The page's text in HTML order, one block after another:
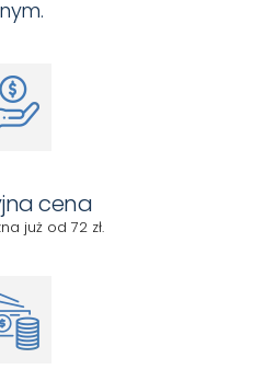
cena
już od 72 zł.